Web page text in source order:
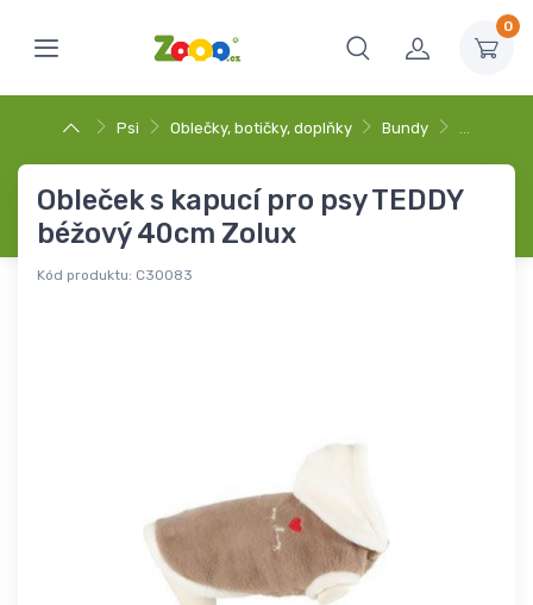
0
Psi Oblečky, botičky, doplňky Bundy …
Obleček s kapucí pro psy TEDDY
béžový 40cm Zolux
Kód produktu: C30083